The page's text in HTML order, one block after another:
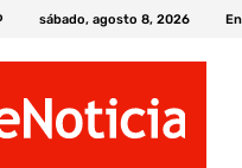
sábado, agosto 8, 2026